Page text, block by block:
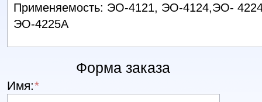
Применяемость: ЭО-4121, ЭО-4124,ЭО-
ЭО-4225А
Форма заказа
Имя:*